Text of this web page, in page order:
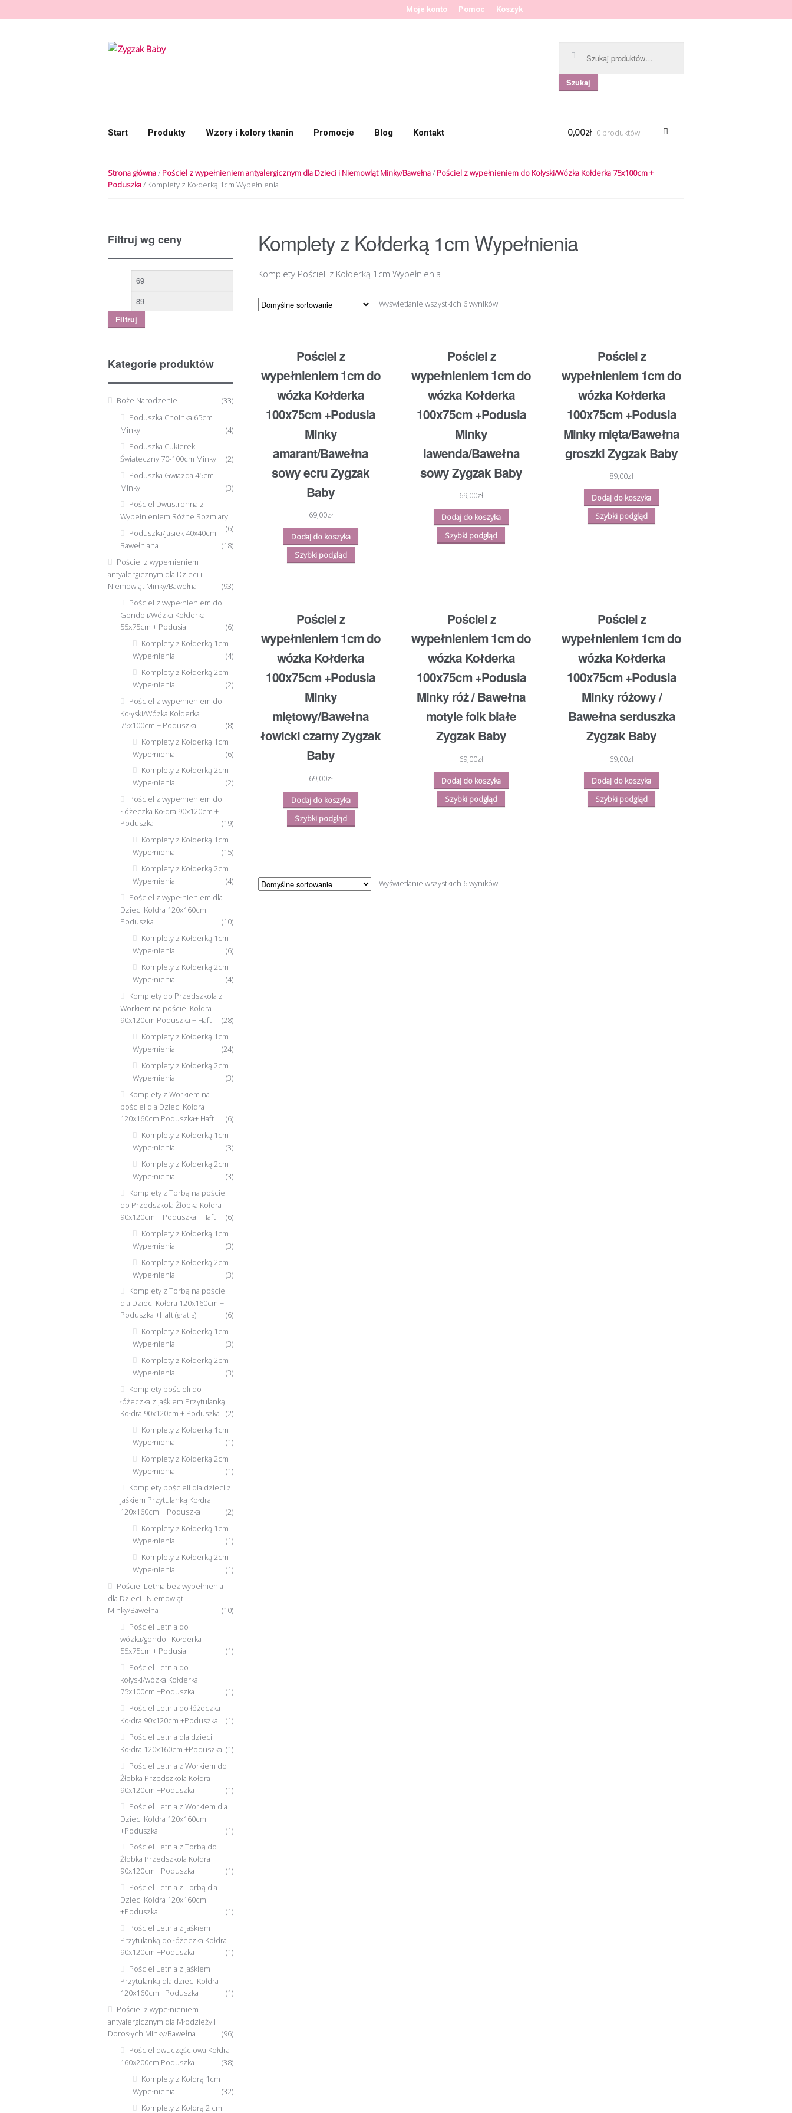
Moje konto Pomoc Koszyk
Przeskocz do nawigacji
Przeskocz do treści
Szukaj
Start Produkty Wzory i kolory tkanin Promocje Blog Kontakt 0,00zł 0 produktów
Strona główna/ Pościel z wypełnieniem antyalergicznym dla Dzieci i Niemowląt Minky/Bawełna/ Pościel z wypełnieniem do Kołyski/Wózka Kołderka 75x100cm +
Poduszka/ Komplety z Kołderką 1cm Wypełnienia
Komplety z Kołderką 1cm Wypełnienia
Komplety Pościeli z Kołderką 1cm Wypełnienia
Wyświetlanie wszystkich 6 wyników
Pościel z
wypełnieniem 1cm do
wózka Kołderka
100x75cm +Podusia
Minky
amarant/Bawełna
sowy ecru Zygzak
Baby
69,00zł
Dodaj do koszyka
Szybki podgląd
Pościel z
wypełnieniem 1cm do
wózka Kołderka
100x75cm +Podusia
Minky
lawenda/Bawełna
sowy Zygzak Baby
69,00zł
Dodaj do koszyka
Szybki podgląd
Pościel z
wypełnieniem 1cm do
wózka Kołderka
100x75cm +Podusia
Minky mięta/Bawełna
groszki Zygzak Baby
89,00zł
Dodaj do koszyka
Szybki podgląd
Pościel z
wypełnieniem 1cm do
wózka Kołderka
100x75cm +Podusia
Minky
miętowy/Bawełna
łowicki czarny Zygzak
Baby
69,00zł
Dodaj do koszyka
Szybki podgląd
Pościel z
wypełnieniem 1cm do
wózka Kołderka
100x75cm +Podusia
Minky róż / Bawełna
motyle folk białe
Zygzak Baby
69,00zł
Dodaj do koszyka
Szybki podgląd
Pościel z
wypełnieniem 1cm do
wózka Kołderka
100x75cm +Podusia
Minky różowy /
Bawełna serduszka
Zygzak Baby
69,00zł
Dodaj do koszyka
Szybki podgląd
Wyświetlanie wszystkich 6 wyników
Filtruj wg ceny
Filtruj
Kategorie produktów
Boże Narodzenie
(33)
Poduszka Choinka 65cm
Minky
(4)
Poduszka Cukierek
Świąteczny 70-100cm Minky
(2)
Poduszka Gwiazda 45cm
Minky
(3)
Pościel Dwustronna z
Wypełnieniem Różne Rozmiary
(6)
Poduszka/Jasiek 40x40cm
Bawełniana
(18)
Pościel z wypełnieniem
antyalergicznym dla Dzieci i
Niemowląt Minky/Bawełna
(93)
Pościel z wypełnieniem do
Gondoli/Wózka Kołderka
55x75cm + Podusia
(6)
Komplety z Kołderką 1cm
Wypełnienia
(4)
Komplety z Kołderką 2cm
Wypełnienia
(2)
Pościel z wypełnieniem do
Kołyski/Wózka Kołderka
75x100cm + Poduszka
(8)
Komplety z Kołderką 1cm
Wypełnienia
(6)
Komplety z Kołderką 2cm
Wypełnienia
(2)
Pościel z wypełnieniem do
Łóżeczka Kołdra 90x120cm +
Poduszka
(19)
Komplety z Kołderką 1cm
Wypełnienia
(15)
Komplety z Kołderką 2cm
Wypełnienia
(4)
Pościel z wypełnieniem dla
Dzieci Kołdra 120x160cm +
Poduszka
(10)
Komplety z Kołderką 1cm
Wypełnienia
(6)
Komplety z Kołderką 2cm
Wypełnienia
(4)
Komplety do Przedszkola z
Workiem na pościel Kołdra
90x120cm Poduszka + Haft
(28)
Komplety z Kołderką 1cm
Wypełnienia
(24)
Komplety z Kołderką 2cm
Wypełnienia
(3)
Komplety z Workiem na
pościel dla Dzieci Kołdra
120x160cm Poduszka+ Haft
(6)
Komplety z Kołderką 1cm
Wypełnienia
(3)
Komplety z Kołderką 2cm
Wypełnienia
(3)
Komplety z Torbą na pościel
do Przedszkola Żłobka Kołdra
90x120cm + Poduszka +Haft
(6)
Komplety z Kołderką 1cm
Wypełnienia
(3)
Komplety z Kołderką 2cm
Wypełnienia
(3)
Komplety z Torbą na pościel
dla Dzieci Kołdra 120x160cm +
Poduszka +Haft (gratis)
(6)
Komplety z Kołderką 1cm
Wypełnienia
(3)
Komplety z Kołderką 2cm
Wypełnienia
(3)
Komplety pościeli do
łóżeczka z Jaśkiem Przytulanką
Kołdra 90x120cm + Poduszka
(2)
Komplety z Kołderką 1cm
Wypełnienia
(1)
Komplety z Kołderką 2cm
Wypełnienia
(1)
Komplety pościeli dla dzieci z
Jaśkiem Przytulanką Kołdra
120x160cm + Poduszka
(2)
Komplety z Kołderką 1cm
Wypełnienia
(1)
Komplety z Kołderką 2cm
Wypełnienia
(1)
Pościel Letnia bez wypełnienia
dla Dzieci i Niemowląt
Minky/Bawełna
(10)
Pościel Letnia do
wózka/gondoli Kołderka
55x75cm + Podusia
(1)
Pościel Letnia do
kołyski/wózka Kołderka
75x100cm +Poduszka
(1)
Pościel Letnia do łóżeczka
Kołdra 90x120cm +Poduszka
(1)
Pościel Letnia dla dzieci
Kołdra 120x160cm +Poduszka (1)
Pościel Letnia z Workiem do
Żłobka Przedszkola Kołdra
90x120cm +Poduszka
(1)
Pościel Letnia z Workiem dla
Dzieci Kołdra 120x160cm
+Poduszka
(1)
Pościel Letnia z Torbą do
Żłobka Przedszkola Kołdra
90x120cm +Poduszka
(1)
Pościel Letnia z Torbą dla
Dzieci Kołdra 120x160cm
+Poduszka
(1)
Pościel Letnia z Jaśkiem
Przytulanką do łóżeczka Kołdra
90x120cm +Poduszka
(1)
Pościel Letnia z Jaśkiem
Przytulanką dla dzieci Kołdra
120x160cm +Poduszka
(1)
Pościel z wypełnieniem
antyalergicznym dla Młodzieży i
Dorosłych Minky/Bawełna
(96)
Pościel dwuczęściowa Kołdra
160x200cm Poduszka
(38)
Komplety z Kołdrą 1cm
Wypełnienia
(32)
Komplety z Kołdrą 2 cm